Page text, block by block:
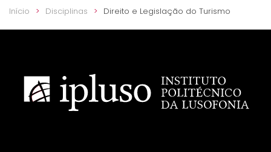
Início Disciplinas Direito e Legislação do Turismo